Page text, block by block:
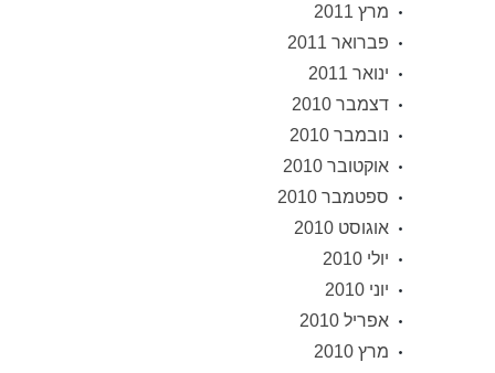
מרץ 2011
פברואר 2011
ינואר 2011
דצמבר 2010
נובמבר 2010
אוקטובר 2010
ספטמבר 2010
אוגוסט 2010
יולי 2010
יוני 2010
אפריל 2010
מרץ 2010